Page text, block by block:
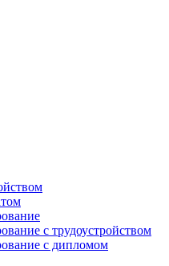
с трудоустройством
с дипломом